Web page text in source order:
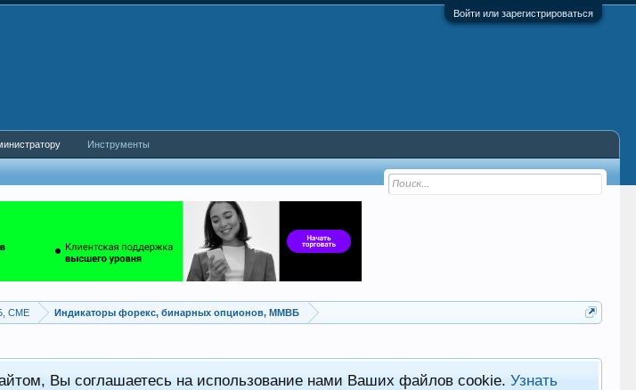
Войти или зарегистрироваться
CME Индикаторы форекс, бинарных опционов, ММВБ
Вы соглашаетесь на использование нами Ваших файлов cookie.Узнать
Инструменты